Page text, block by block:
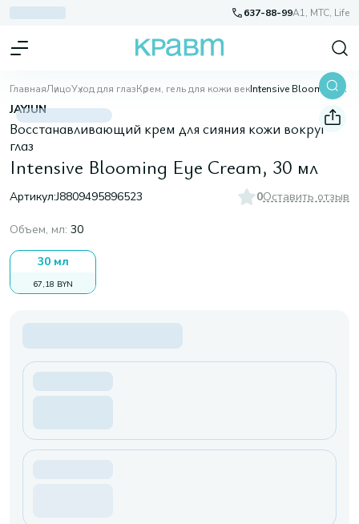
637-88-99A1, МТС, Life
ГлавнаяЛицоУход для глазКрем, гель для кожи век Intensive Blooming Eye Cream, 30 мл
JAYJUN
Восстанавливающий крем для сияния кожи вокруг
глаз
Intensive Blooming Eye Cream, 30 мл
Артикул:J8809495896523 0Оставить отзыв
Объем, мл: 30
30 мл
67,18 BYN